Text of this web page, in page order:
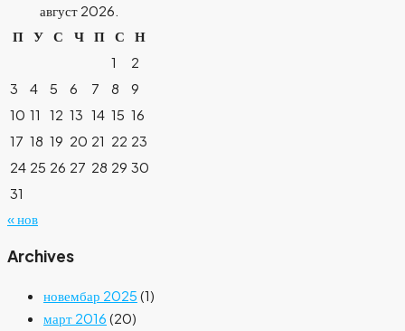
август 2026.
П У С Ч П С
Н
1
2
3
4 5 6 7 8
9
10 11 12 13 14 15 16
17 18 19 20 21 22 23
24 25 26 27 28 29 30
31
« нов
Archives
новембар 2025 (1)
март 2016 (20)